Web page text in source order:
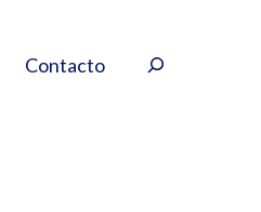
Contacto Buscar